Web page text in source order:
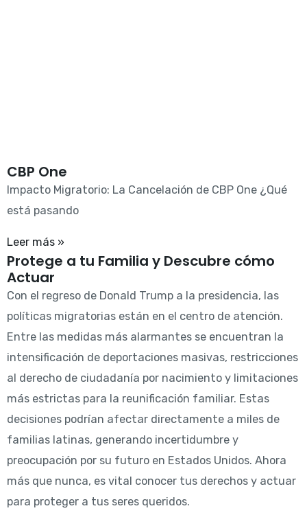
CBP One
Impacto Migratorio: La Cancelación de CBP One ¿Qué
está pasando
Leer más »
Protege a tu Familia y Descubre cómo
Actuar
Con el regreso de Donald Trump a la presidencia, las
políticas migratorias están en el centro de atención.
Entre las medidas más alarmantes se encuentran la
intensificación de deportaciones masivas, restricciones
al derecho de ciudadanía por nacimiento y limitaciones
más estrictas para la reunificación familiar. Estas
decisiones podrían afectar directamente a miles de
familias latinas, generando incertidumbre y
preocupación por su futuro en Estados Unidos. Ahora
más que nunca, es vital conocer tus derechos y actuar
para proteger a tus seres queridos.